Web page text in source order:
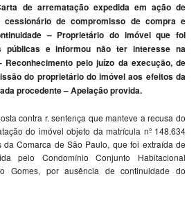
de arrematação expedida em ação de
cessionário de compromisso de compra e
– Proprietário do imóvel que foi
públicas e informou não ter interesse na
Reconhecimento pelo juízo da execução, de
do proprietário do imóvel aos efeitos da
procedente – Apelação provida.
contra r. sentença que manteve a recusa do
do imóvel objeto da matrícula nº 148.634
da Comarca de São Paulo, que foi extraída de
pelo Condomínio Conjunto Habitacional
Gomes, por ausência de continuidade do